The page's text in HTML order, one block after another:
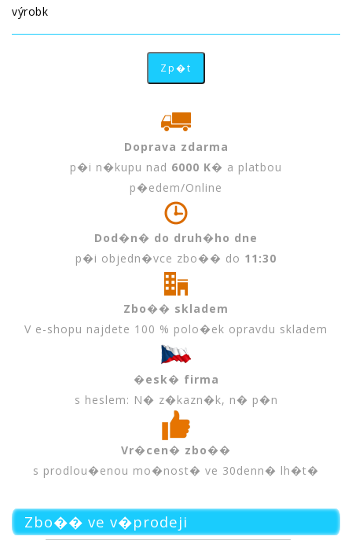
výrobk
Doprava zdarma
p�i n�kupu nad 6000 K� a platbou
p�edem/Online
Dod�n� do druh�ho dne
p�i objedn�vce zbo�� do 11:30
Zbo�� skladem
V e-shopu najdete 100 % polo�ek opravdu skladem
�esk� firma
s heslem: N� z�kazn�k, n� p�n
Vr�cen� zbo��
s prodlou�enou mo�nost� ve 30denn� lh�t�
Zbo�� ve v�prodeji